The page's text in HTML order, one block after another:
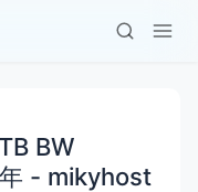
BW
- mikyhost